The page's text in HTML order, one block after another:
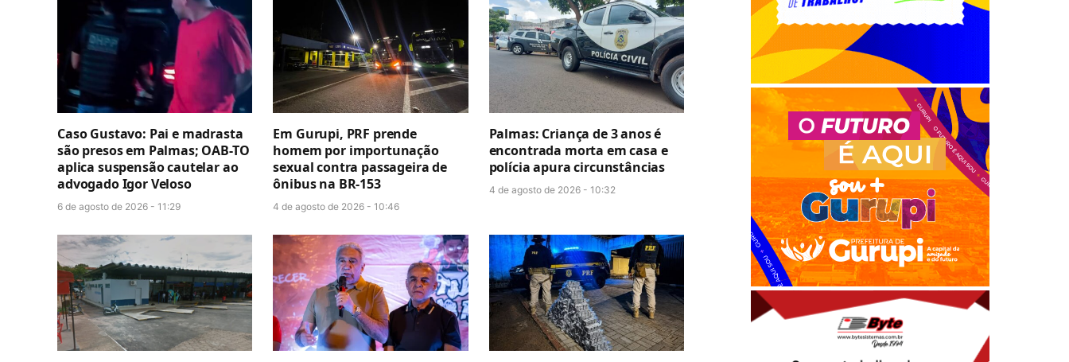
Caso Gustavo: Pai e madrasta
são presos em Palmas; OAB-TO
aplica suspensão cautelar ao
advogado Igor Veloso
6 de agosto de 2026 - 11:29
Em Gurupi, PRF prende
homem por importunação
sexual contra passageira de
ônibus na BR-153
4 de agosto de 2026 - 10:46
Palmas: Criança de 3 anos é
encontrada morta em casa e
polícia apura circunstâncias
4 de agosto de 2026 - 10:32